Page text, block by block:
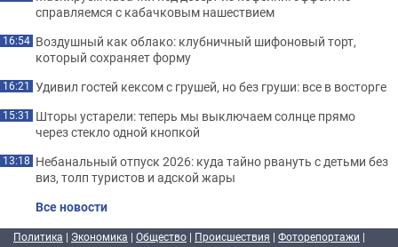
справляемся с кабачковым нашествием
16:54 Воздушный как облако: клубничный шифоновый торт,
который сохраняет форму
16:21 Удивил гостей кексом с грушей, но без груши: все в восторге
15:31 Шторы устарели: теперь мы выключаем солнце прямо
через стекло одной кнопкой
13:18 Небанальный отпуск 2026: куда тайно рвануть с детьми без
виз, толп туристов и адской жары
Все новости
Политика | Экономика | Общество | Происшествия | Фоторепортажи |